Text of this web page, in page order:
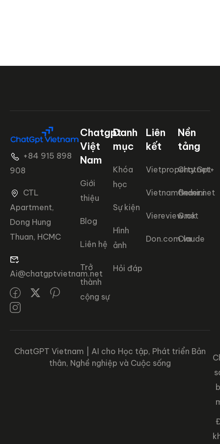
+84 915 898
908
CTL
Apartment,
Dong Hung
Thuan, HCMC
Ai@chatgptvietnam.net
Chatgpt
Việt
Nam
Giới
thiệu
Blog
Liên hệ
Trở
thành
cộng sự
Danh
mục
Khóa
học
Sự kiện
Hình
ảnh
Hỏi đáp
Liên
kết
Vietproperty.net+
Vietnamfinder.net
Viereview.net
Don.com.vn
Nền
tảng
ChatGpt
Gemini
Grok
Claude
ChatGPT Vietnam | AI cho Học tập, Phát triển Bản
thân, Nghề nghiệp và Cuộc sống